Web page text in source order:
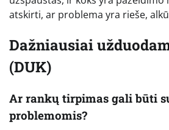
atskirti, ar problema yra rieše,
Dažniausiai
(DUK)
Ar rankų tirpimas gali būti
problemomis?